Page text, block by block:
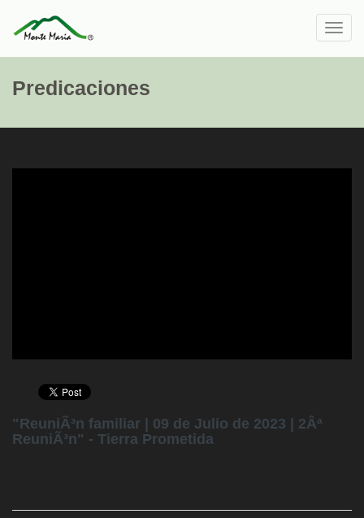
Predicaciones
"ReuniÃ³n familiar | 09 de Julio de 2023 | 2Âª
ReuniÃ³n" - Tierra Prometida